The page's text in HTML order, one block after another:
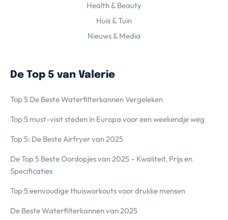
Health & Beauty
Huis & Tuin
Nieuws & Media
De Top 5 van Valerie
Top 5 De Beste Waterfilterkannen Vergeleken
Top 5 must-visit steden in Europa voor een weekendje weg
Top 5: De Beste Airfryer van 2025
De Top 5 Beste Oordopjes van 2025 – Kwaliteit, Prijs en
Specificaties
Top 5 eenvoudige thuisworkouts voor drukke mensen
De Beste Waterfilterkannen van 2025